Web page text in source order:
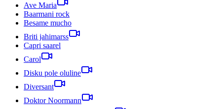
Ave Maria
Baarmani rock
Besame mucho
Briti jahimarss
Capri saarel
Carol
Disku pole oluline
Diversant
Doktor Noormann